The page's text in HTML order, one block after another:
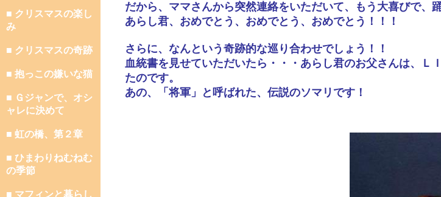
■ クリスマスの楽し
み
■ クリスマスの奇跡
■ 抱っこの嫌いな猫
■ Ｇジャンで、オシ
ャレに決めて
■ 虹の橋、第２章
■ ひまわりねむねむ
の季節
■ マフィンと暮らし
だから、ママさんから突然連絡をいただいて、もう大喜びで、
あらし君、おめでとう、おめでとう、おめでとう！！！
さらに、なんという奇跡的な巡り合わせでしょう！！
血統書を見せていただいたら・・・あらし君のお父さんは、
たのです。
あの、「将軍」と呼ばれた、伝説のソマリです！